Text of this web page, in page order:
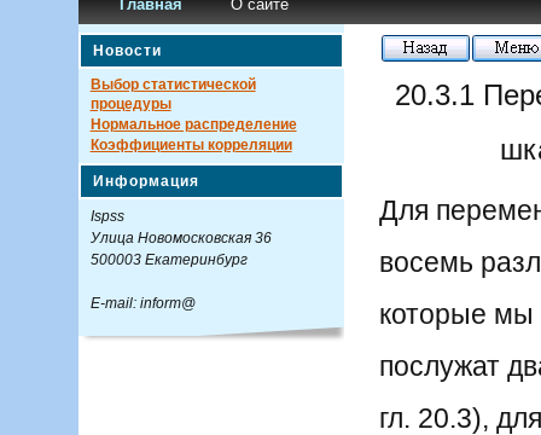
Главная О сайте
20.3.1
Для
восемь
которые мы
послужат
гл. 20.3),
Новости
Выбор статистической
процедуры
Нормальное распределение
Коэффициенты корреляции
Информация
Ispss
Улица Новомосковская 36
500003 Екатеринбург
E-mail: inform@